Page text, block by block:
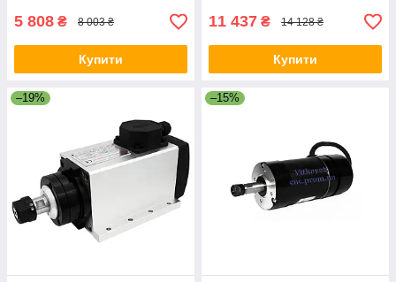
5 808 ₴ 8 003 ₴
Купити
11 437 ₴ 14 128 ₴
Купити
–19% –15%